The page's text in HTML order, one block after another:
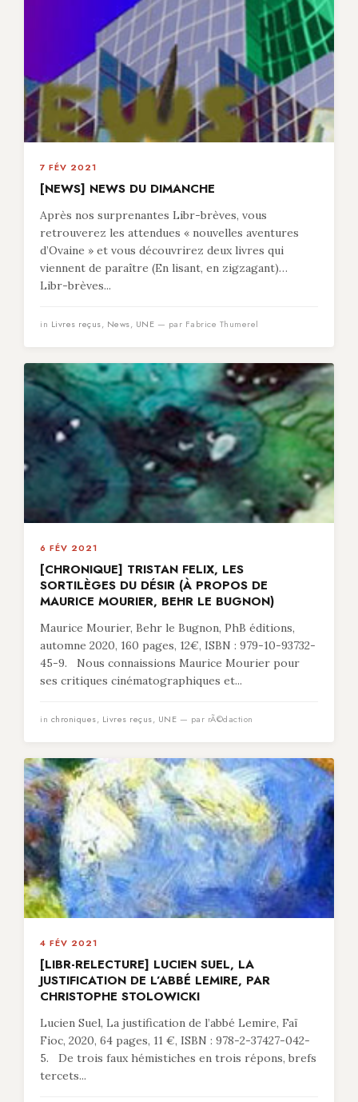
7 FÉV 2021
[NEWS] NEWS DU DIMANCHE
Après nos surprenantes Libr-brèves, vous
retrouverez les attendues « nouvelles aventures
d’Ovaine » et vous découvrirez deux livres qui
viennent de paraître (En lisant, en zigzagant)…
Libr-brèves...
in Livres reçus, News, UNE — par Fabrice Thumerel
6 FÉV 2021
[CHRONIQUE] TRISTAN FELIX, LES
SORTILÈGES DU DÉSIR (À PROPOS DE
MAURICE MOURIER, BEHR LE BUGNON)
Maurice Mourier, Behr le Bugnon, PhB éditions,
automne 2020, 160 pages, 12€, ISBN : 979-10-93732-
45-9. Nous connaissions Maurice Mourier pour
ses critiques cinématographiques et...
in chroniques, Livres reçus, UNE — par rÃ©daction
4 FÉV 2021
[LIBR-RELECTURE] LUCIEN SUEL, LA
JUSTIFICATION DE L’ABBÉ LEMIRE, PAR
CHRISTOPHE STOLOWICKI
Lucien Suel, La justification de l’abbé Lemire, Faï
Fioc, 2020, 64 pages, 11 €, ISBN : 978-2-37427-042-
5. De trois faux hémistiches en trois répons, brefs
tercets...